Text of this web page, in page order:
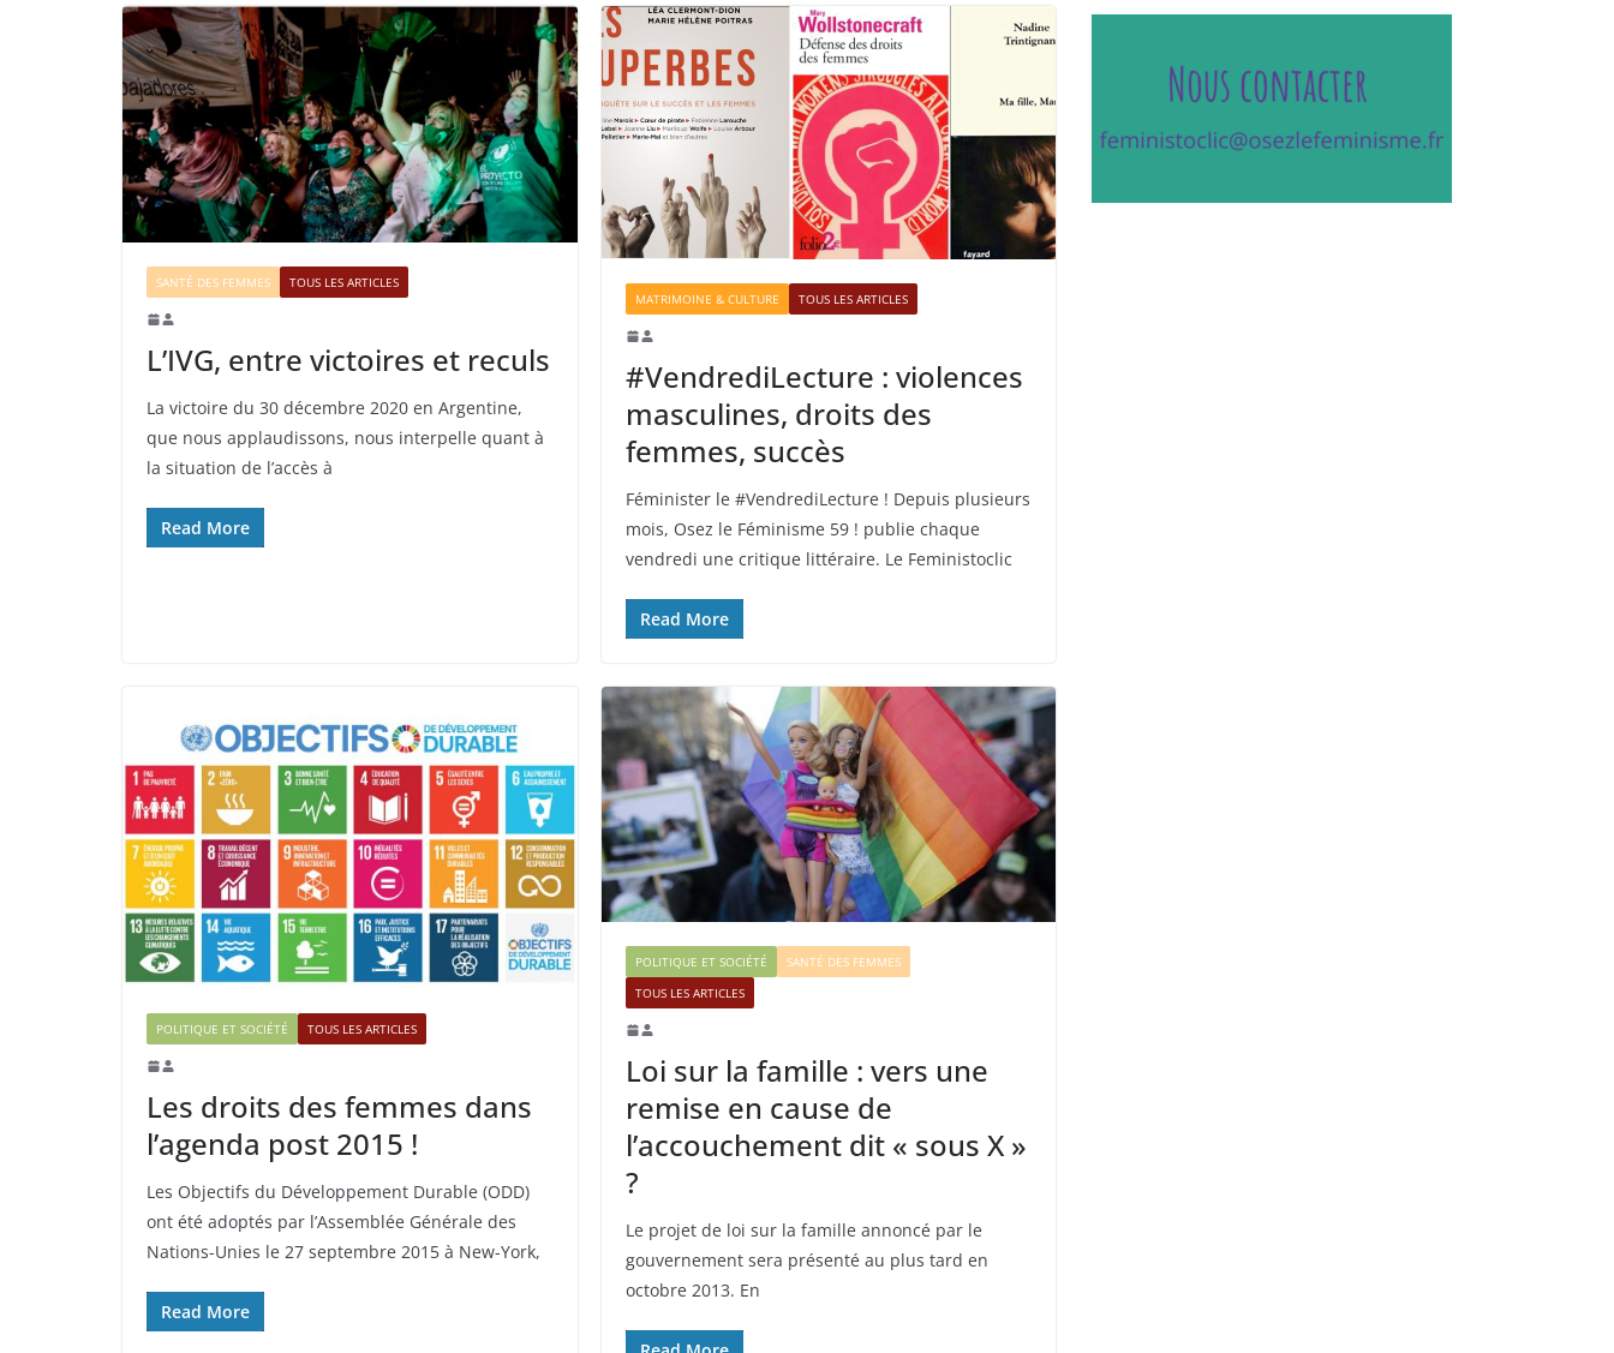
SANTÉ DES FEMMES TOUS LES ARTICLES
L’IVG, entre victoires et reculs
La victoire du 30 décembre 2020 en Argentine,
que nous applaudissons, nous interpelle quant à
la situation de l’accès à
Read More
MATRIMOINE & CULTURE TOUS LES ARTICLES
#VendrediLecture : violences
masculines, droits des
femmes, succès
Féminister le #VendrediLecture ! Depuis plusieurs
mois, Osez le Féminisme 59 ! publie chaque
vendredi une critique littéraire. Le Feministoclic
Read More
POLITIQUE ET SOCIÉTÉ TOUS LES ARTICLES
Les droits des femmes dans
l’agenda post 2015 !
Les Objectifs du Développement Durable (ODD)
ont été adoptés par l’Assemblée Générale des
Nations-Unies le 27 septembre 2015 à New-York,
Read More
POLITIQUE ET SOCIÉTÉ
SANTÉ DES FEMMES
TOUS LES ARTICLES
Loi sur la famille : vers une
remise en cause de
l’accouchement dit « sous X »
?
Le projet de loi sur la famille annoncé par le
gouvernement sera présenté au plus tard en
octobre 2013. En